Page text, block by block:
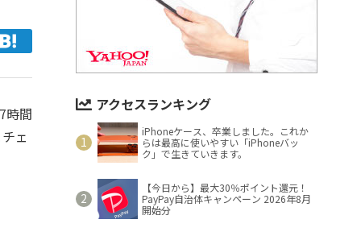
時間
ェ
アクセスランキング
iPhoneケース、卒業しました。これか
らは最高に使いやすい「iPhoneバッ
ク」で生きていきます。
【今日から】最大30％ポイント還元！
PayPay自治体キャンペーン 2026年8月
開始分